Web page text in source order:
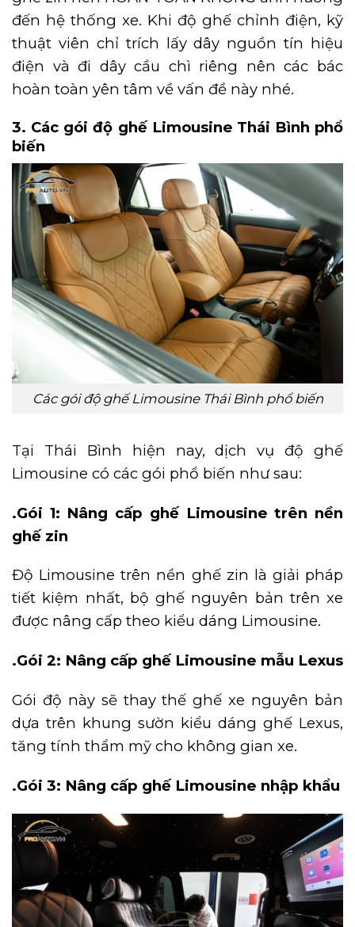
đến hệ thống xe. Khi độ ghế chỉnh điện, kỹ
thuật viên chỉ trích lấy dây nguồn tín hiệu
điện và đi dây cầu chì riêng nên các bác
hoàn toàn yên tâm về vấn đề này nhé.
3. Các gói độ ghế Limousine Thái Bình phổ
biến
Các gói độ ghế Limousine Thái Bình phổ biến
Tại Thái Bình hiện nay, dịch vụ độ ghế
Limousine có các gói phổ biến như sau:
.Gói 1: Nâng cấp ghế Limousine trên nền
ghế zin
Độ Limousine trên nền ghế zin là giải pháp
tiết kiệm nhất, bộ ghế nguyên bản trên xe
được nâng cấp theo kiểu dáng Limousine.
.Gói 2: Nâng cấp ghế Limousine mẫu Lexus
Gói độ này sẽ thay thế ghế xe nguyên bản
dựa trên khung sườn kiểu dáng ghế Lexus,
tăng tính thẩm mỹ cho không gian xe.
.Gói 3: Nâng cấp ghế Limousine nhập khẩu